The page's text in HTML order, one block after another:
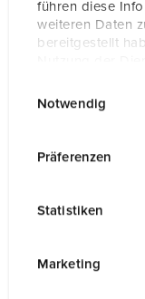
führen diese
weiteren Daten
bereitgestellt
Notwendig
Präferenzen
Statistiken
Marketing